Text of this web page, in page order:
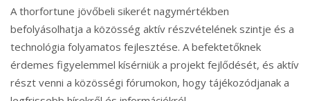
A thorfortune jövőbeli sikerét nagymértékben
befolyásolhatja a közösség aktív részvételének szintje és a
technológia folyamatos fejlesztése. A befektetőknek
érdemes figyelemmel kísérniük a projekt fejlődését, és aktív
részt venni a közösségi fórumokon, hogy tájékozódjanak a